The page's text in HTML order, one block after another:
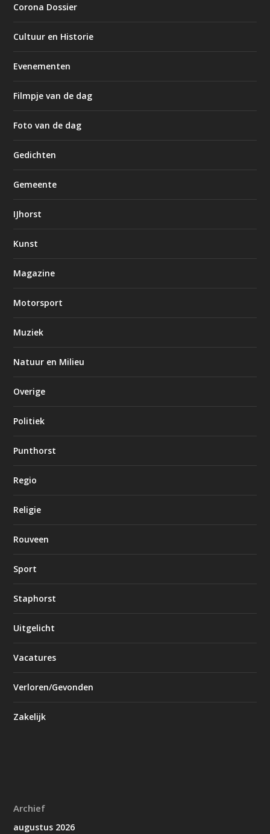
Corona Dossier
Cultuur en Historie
Evenementen
Filmpje van de dag
Foto van de dag
Gedichten
Gemeente
IJhorst
Kunst
Magazine
Motorsport
Muziek
Natuur en Milieu
Overige
Politiek
Punthorst
Regio
Religie
Rouveen
Sport
Staphorst
Uitgelicht
Vacatures
Verloren/Gevonden
Zakelijk
Archief
augustus 2026